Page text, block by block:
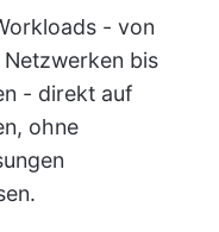
- von
bis
- direkt auf
ohne